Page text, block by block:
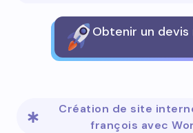
Obtenir un devis
Création de site
françois avec